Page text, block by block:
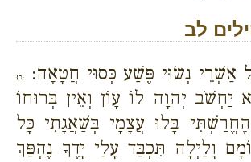
לב
אַשְׁרֵי נְשׂוּי פֶּשַׁע כְּסוּי חֲטָאָה: {ב}
יְהוָה לוֹ עָוֹן וְאֵין בְּרוּחוֹ
בָּלוּ עֲצָמָי בְּשַׁאֲגָתִי כָּל
וָלַיְלָה תִּכְבַּד עָלַי יָדֶךָ נֶהְפַּךְ